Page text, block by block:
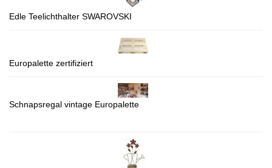
Edle Teelichthalter SWAROVSKI
Europalette zertifiziert
Schnapsregal vintage Europalette